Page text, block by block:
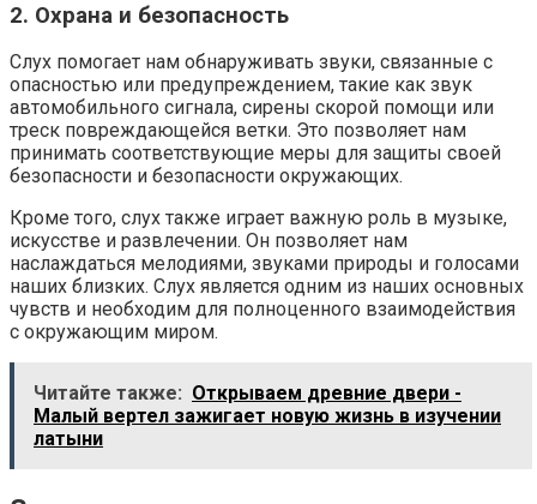
2. Охрана и безопасность
Слух помогает нам обнаруживать звуки, связанные с
опасностью или предупреждением, такие как звук
автомобильного сигнала, сирены скорой помощи или
треск повреждающейся ветки. Это позволяет нам
принимать соответствующие меры для защиты своей
безопасности и безопасности окружающих.
Кроме того, слух также играет важную роль в музыке,
искусстве и развлечении. Он позволяет нам
наслаждаться мелодиями, звуками природы и голосами
наших близких. Слух является одним из наших основных
чувств и необходим для полноценного взаимодействия
с окружающим миром.
Читайте также: Открываем древние двери -
Малый вертел зажигает новую жизнь в изучении
латыни